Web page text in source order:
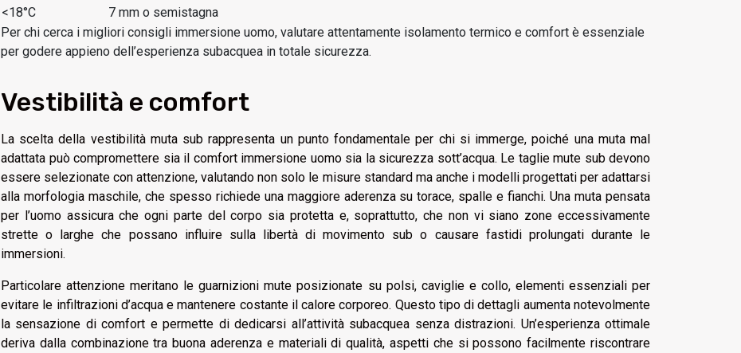
<18°C
7 mm o semistagna
Per chi cerca i migliori consigli immersione uomo, valutare attentamente isolamento termico e comfort è essenziale
per godere appieno dell’esperienza subacquea in totale sicurezza.
Vestibilità e comfort
La scelta della vestibilità muta sub rappresenta un punto fondamentale per chi si immerge, poiché una muta mal
adattata può compromettere sia il comfort immersione uomo sia la sicurezza sott’acqua. Le taglie mute sub devono
essere selezionate con attenzione, valutando non solo le misure standard ma anche i modelli progettati per adattarsi
alla morfologia maschile, che spesso richiede una maggiore aderenza su torace, spalle e fianchi. Una muta pensata
per l’uomo assicura che ogni parte del corpo sia protetta e, soprattutto, che non vi siano zone eccessivamente
strette o larghe che possano influire sulla libertà di movimento sub o causare fastidi prolungati durante le
immersioni.
Particolare attenzione meritano le guarnizioni mute posizionate su polsi, caviglie e collo, elementi essenziali per
evitare le infiltrazioni d’acqua e mantenere costante il calore corporeo. Questo tipo di dettagli aumenta notevolmente
la sensazione di comfort e permette di dedicarsi all’attività subacquea senza distrazioni. Un’esperienza ottimale
deriva dalla combinazione tra buona aderenza e materiali di qualità, aspetti che si possono facilmente riscontrare